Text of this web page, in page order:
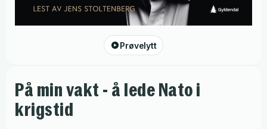
Prøvelytt
På min vakt - å lede Nato i
krigstid